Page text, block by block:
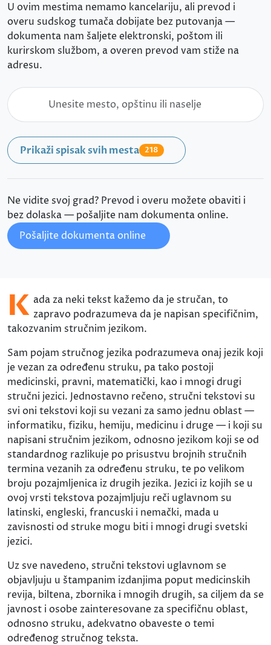
U ovim mestima nemamo kancelariju, ali prevod i
overu sudskog tumača dobijate bez putovanja —
dokumenta nam šaljete elektronski, poštom ili
kurirskom službom, a overen prevod vam stiže na
adresu.
Prikaži spisak svih mesta 218
Ne vidite svoj grad? Prevod i overu možete obaviti i
bez dolaska — pošaljite nam dokumenta online.
Pošaljite dokumenta online
K ada za neki tekst kažemo da je stručan, to
zapravo podrazumeva da je napisan specifičnim,
takozvanim stručnim jezikom.
Sam pojam stručnog jezika podrazumeva onaj jezik koji
je vezan za određenu struku, pa tako postoji
medicinski, pravni, matematički, kao i mnogi drugi
stručni jezici. Jednostavno rečeno, stručni tekstovi su
svi oni tekstovi koji su vezani za samo jednu oblast —
informatiku, fiziku, hemiju, medicinu i druge — i koji su
napisani stručnim jezikom, odnosno jezikom koji se od
standardnog razlikuje po prisustvu brojnih stručnih
termina vezanih za određenu struku, te po velikom
broju pozajmljenica iz drugih jezika. Jezici iz kojih se u
ovoj vrsti tekstova pozajmljuju reči uglavnom su
latinski, engleski, francuski i nemački, mada u
zavisnosti od struke mogu biti i mnogi drugi svetski
jezici.
Uz sve navedeno, stručni tekstovi uglavnom se
objavljuju u štampanim izdanjima poput medicinskih
revija, biltena, zbornika i mnogih drugih, sa ciljem da se
javnost i osobe zainteresovane za specifičnu oblast,
odnosno struku, adekvatno obaveste o temi
određenog stručnog teksta.